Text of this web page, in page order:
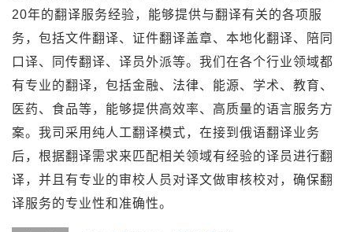
20年的翻译服务经验，能够提供与翻译有关的各项服
务，包括文件翻译、证件翻译盖章、本地化翻译、陪同
口译、同传翻译、译员外派等。我们在各个行业领域都
有专业的翻译，包括金融、法律、能源、学术、教育、
医药、食品等，能够提供高效率、高质量的语言服务方
案。我司采用纯人工翻译模式，在接到俄语翻译业务
后，根据翻译需求来匹配相关领域有经验的译员进行翻
译，并且有专业的审校人员对译文做审核校对，确保翻
译服务的专业性和准确性。